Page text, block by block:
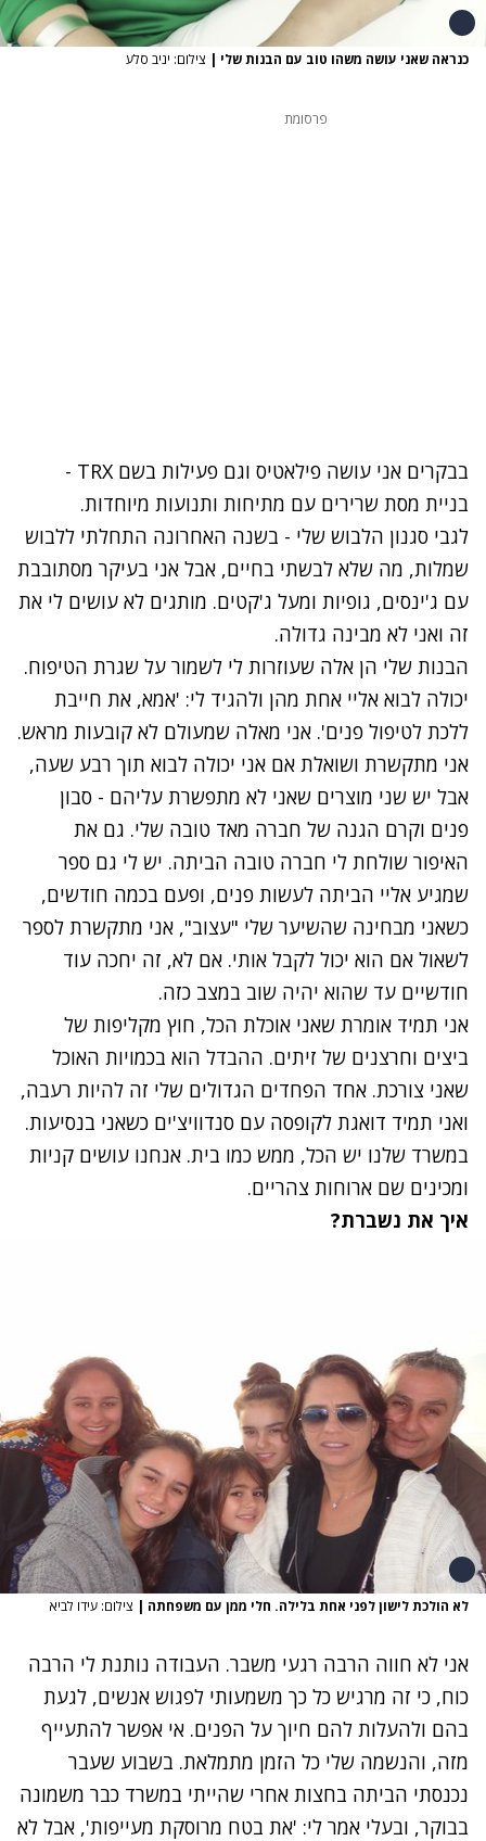
כנראה שאני עושה משהו טוב עם הבנות שלי | צילום: יניב סלע
פרסומת
בבקרים אני עושה פילאטיס וגם פעילות בשם TRX -
בניית מסת שרירים עם מתיחות ותנועות מיוחדות.
לגבי סגנון הלבוש שלי - בשנה האחרונה התחלתי ללבוש
שמלות, מה שלא לבשתי בחיים, אבל אני בעיקר מסתובבת
עם ג'ינסים, גופיות ומעל ג'קטים. מותגים לא עושים לי את
זה ואני לא מבינה גדולה.
הבנות שלי הן אלה שעוזרות לי לשמור על שגרת הטיפוח.
יכולה לבוא אליי אחת מהן ולהגיד לי: 'אמא, את חייבת
ללכת לטיפול פנים'. אני מאלה שמעולם לא קובעות מראש.
אני מתקשרת ושואלת אם אני יכולה לבוא תוך רבע שעה,
אבל יש שני מוצרים שאני לא מתפשרת עליהם - סבון
פנים וקרם הגנה של חברה מאד טובה שלי. גם את
האיפור שולחת לי חברה טובה הביתה. יש לי גם ספר
שמגיע אליי הביתה לעשות פנים, ופעם בכמה חודשים,
כשאני מבחינה שהשיער שלי "עצוב", אני מתקשרת לספר
לשאול אם הוא יכול לקבל אותי. אם לא, זה יחכה עוד
חודשיים עד שהוא יהיה שוב במצב כזה.
אני תמיד אומרת שאני אוכלת הכל, חוץ מקליפות של
ביצים וחרצנים של זיתים. ההבדל הוא בכמויות האוכל
שאני צורכת. אחד הפחדים הגדולים שלי זה להיות רעבה,
ואני תמיד דואגת לקופסה עם סנדוויצ'ים כשאני בנסיעות.
במשרד שלנו יש הכל, ממש כמו בית. אנחנו עושים קניות
ומכינים שם ארוחות צהריים.
איך את נשברת?
לא הולכת לישון לפני אחת בלילה. חלי ממן עם משפחתה | צילום: עידו לביא
אני לא חווה הרבה רגעי משבר. העבודה נותנת לי הרבה
כוח, כי זה מרגיש כל כך משמעותי לפגוש אנשים, לגעת
בהם ולהעלות להם חיוך על הפנים. אי אפשר להתעייף
מזה, והנשמה שלי כל הזמן מתמלאת. בשבוע שעבר
נכנסתי הביתה בחצות אחרי שהייתי במשרד כבר משמונה
בבוקר, ובעלי אמר לי: 'את בטח מרוסקת מעייפות', אבל לא